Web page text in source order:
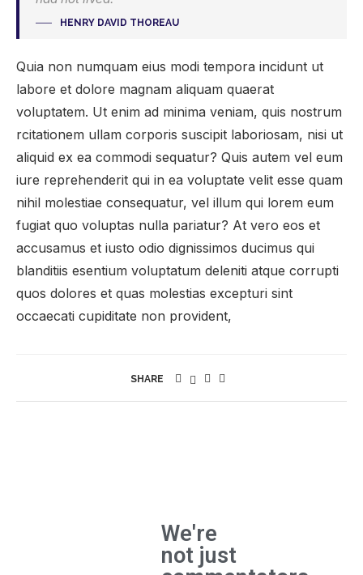
HENRY DAVID THOREAU
Quia non numquam eius modi tempora incidunt ut
labore et dolore magnam aliquam quaerat
voluptatem. Ut enim ad minima veniam, quis nostrum
rcitationem ullam corporis suscipit laboriosam, nisi ut
aliquid ex ea commodi sequatur? Quis autem vel eum
iure reprehenderit qui in ea voluptate velit esse quam
nihil molestiae consequatur, vel illum qui lorem eum
fugiat quo voluptas nulla pariatur? At vero eos et
accusamus et iusto odio dignissimos ducimus qui
blanditiis esentium voluptatum deleniti atque corrupti
quos dolores et quas molestias excepturi sint
occaecati cupiditate non provident,
SHARE
We're
not just